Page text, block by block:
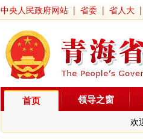
中央人民政府网站 | 省委 | 省人大 |
首页
欢
领导之窗